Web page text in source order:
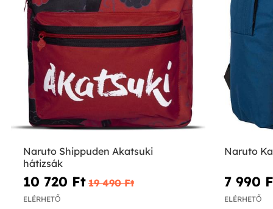
Naruto Shippuden Akatsuki
hátizsák
10 720 Ft‎ 19 490 Ft‎
ELÉRHETŐ
Naruto
7 990
ELÉRHETŐ